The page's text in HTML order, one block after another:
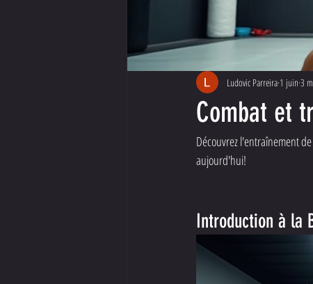
Combat et
Ludovic Parreira 1 juin 3
Découvrez l'entraînement
aujourd'hui!
Introduction à la